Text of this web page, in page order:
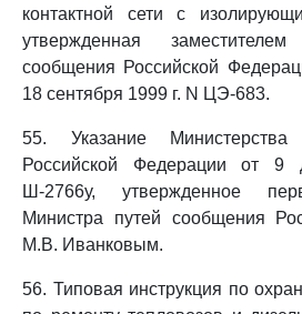
контактной сети с
утвержденная
сообщения Российской
18 сентября 1999 г. N ЦЭ-683.
55. Указание
Российской Федерации от 9
Ш-2766у, утвержденное
Министра путей сообщения
М.В. Иванковым.
56. Типовая инструкция по